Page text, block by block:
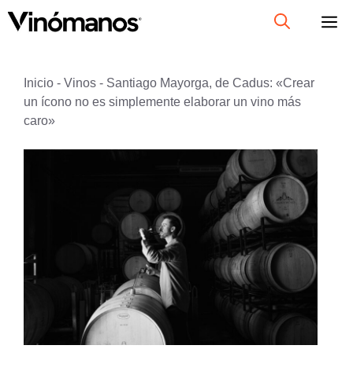
Inicio - Vinos - Santiago Mayorga, de Cadus: «Crear
un ícono no es simplemente elaborar un vino más
caro»